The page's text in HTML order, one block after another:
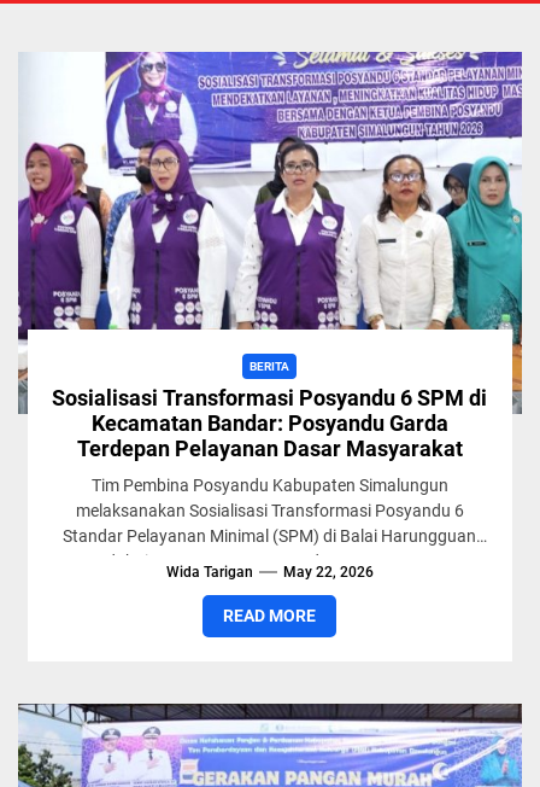
BERITA
Sosialisasi Transformasi Posyandu 6 SPM di
Kecamatan Bandar: Posyandu Garda
Terdepan Pelayanan Dasar Masyarakat
Tim Pembina Posyandu Kabupaten Simalungun
melaksanakan Sosialisasi Transformasi Posyandu 6
Standar Pelayanan Minimal (SPM) di Balai Harungguan
Rondahaim, Kantor Camat Bandar, Sumatera Utara,
Wida Tarigan May 22, 2026
READ MORE